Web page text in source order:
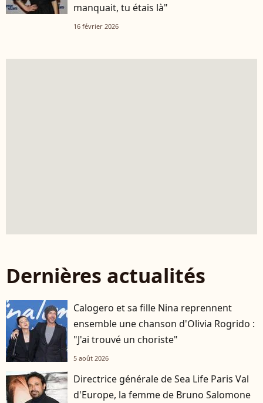
manquait, tu étais là"
16 février 2026
Dernières actualités
Calogero et sa fille Nina reprennent
ensemble une chanson d'Olivia Rogrido :
"J'ai trouvé un choriste"
5 août 2026
Directrice générale de Sea Life Paris Val
d'Europe, la femme de Bruno Salomone